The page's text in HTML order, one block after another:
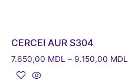
CERCEI AUR S304
7.650,00 MDL – 9.150,00 MDL